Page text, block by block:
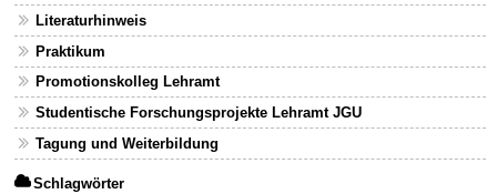
Literaturhinweis
Praktikum
Promotionskolleg Lehramt
Studentische Forschungsprojekte Lehramt JGU
Tagung und Weiterbildung
Schlagwörter